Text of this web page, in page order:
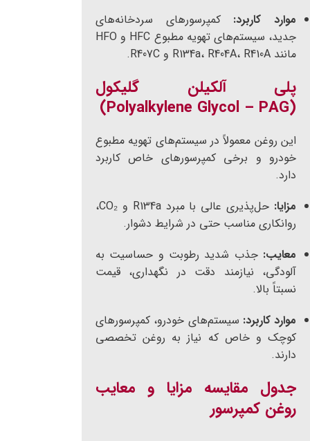
موارد کاربرد: کمپرسورهای سردخانه‌های
جدید، سیستم‌های تهویه مطبوع HFC و HFO
مانند R134a، R404A، R410A و R407C.
پلی آلکیلن گلیکول
(Polyalkylene Glycol – PAG)
این روغن معمولاً در سیستم‌های تهویه مطبوع
خودرو و برخی کمپرسورهای خاص کاربرد
دارد.
مزایا:
حل‌پذیری عالی با مبرد R134a و CO₂،
روانکاری مناسب حتی در شرایط دشوار.
معایب: جذب شدید رطوبت و حساسیت به
آلودگی، نیازمند دقت در نگهداری، قیمت
نسبتاً بالا.
موارد کاربرد: سیستم‌های خودرو، کمپرسورهای
کوچک و خاص که نیاز به روغن تخصصی
دارند.
جدول مقایسه مزایا و معایب
روغن کمپرسور